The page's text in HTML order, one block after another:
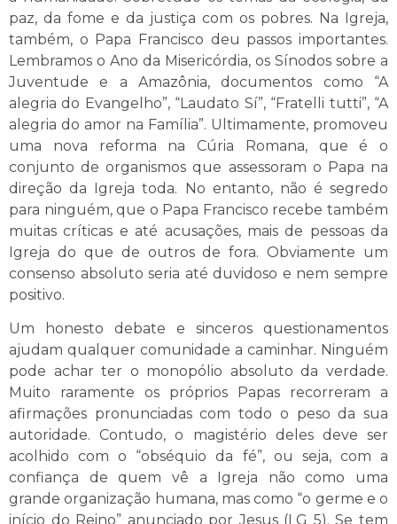
paz, da fome e da justiça com os pobres. Na Igreja,
também, o Papa Francisco deu passos importantes.
Lembramos o Ano da Misericórdia, os Sínodos sobre a
Juventude e a Amazônia, documentos como “A
alegria do Evangelho”, “Laudato Sí”, “Fratelli tutti”, “A
alegria do amor na Família”. Ultimamente, promoveu
uma nova reforma na Cúria Romana, que é o
conjunto de organismos que assessoram o Papa na
direção da Igreja toda. No entanto, não é segredo
para ninguém, que o Papa Francisco recebe também
muitas críticas e até acusações, mais de pessoas da
Igreja do que de outros de fora. Obviamente um
consenso absoluto seria até duvidoso e nem sempre
positivo.
Um honesto debate e sinceros questionamentos
ajudam qualquer comunidade a caminhar. Ninguém
pode achar ter o monopólio absoluto da verdade.
Muito raramente os próprios Papas recorreram a
afirmações pronunciadas com todo o peso da sua
autoridade. Contudo, o magistério deles deve ser
acolhido com o “obséquio da fé”, ou seja, com a
confiança de quem vê a Igreja não como uma
grande organização humana, mas como “o germe e o
início do Reino” anunciado por Jesus (LG 5). Se tem